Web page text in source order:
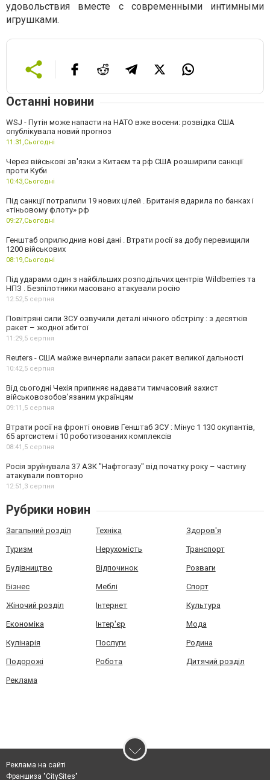
удовольствия вместе с современными интимными
игрушками.
Останні новини
WSJ - Путін може напасти на НАТО вже восени: розвідка США
опублікувала новий прогноз
11:31,Сьогодні
Через військові зв'язки з Китаєм та рф США розширили санкції
проти Куби
10:43,Сьогодні
Під санкції потрапили 19 нових цілей . Британія вдарила по банках і
«тіньовому флоту» рф
09:27,Сьогодні
Генштаб оприлюднив нові дані . Втрати росії за добу перевищили
1200 військових
08:19,Сьогодні
Під ударами один з найбільших розподільчих центрів Wildberries та
НПЗ . Безпілотники масовано атакували росію
12:52,5 серпня
Повітряні сили ЗСУ озвучили деталі нічного обстрілу : з десятків
ракет – жодної збитої
11:29,5 серпня
Reuters - США майже вичерпали запаси ракет великої дальності
10:42,5 серпня
Від сьогодні Чехія припиняє надавати тимчасовий захист
військовозобов’язаним українцям
09:11,5 серпня
Втрати росії на фронті оновив Генштаб ЗСУ : Мінус 1 130 окупантів,
65 артсистем і 10 роботизованих комплексів
08:41,5 серпня
Росія зруйнувала 37 АЗК "Нафтогазу" від початку року – частину
атакували повторно
12:51,3 серпня
Рубрики новин
Загальний розділ Техніка Здоров'я
Туризм Нерухомість Транспорт
Будівництво Відпочинок Розваги
Бізнес Меблі Спорт
Жіночий розділ Інтернет Культура
Економіка Інтер'єр Мода
Кулінарія Послуги Родина
Подорожі Робота Дитячий розділ
Реклама
Реклама на сайті
Франшиза "CitySites"